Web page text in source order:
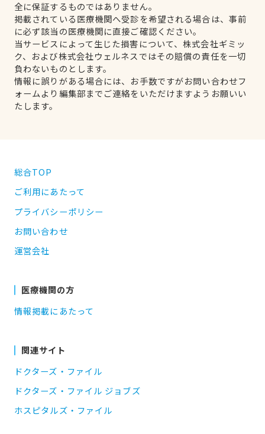
全に保証するものではありません。
掲載されている医療機関へ受診を希望される場合は、事前
に必ず該当の医療機関に直接ご確認ください。
当サービスによって生じた損害について、株式会社ギミッ
ク、および株式会社ウェルネスではその賠償の責任を一切
負わないものとします。
情報に誤りがある場合には、お手数ですがお問い合わせフ
ォームより編集部までご連絡をいただけますようお願いい
たします。
総合TOP
ご利用にあたって
プライバシーポリシー
お問い合わせ
運営会社
医療機関の方
情報掲載にあたって
関連サイト
ドクターズ・ファイル
ドクターズ・ファイル ジョブズ
ホスピタルズ・ファイル